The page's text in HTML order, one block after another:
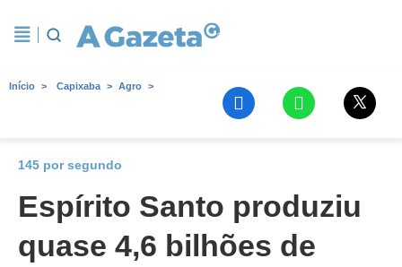
Início Capixaba Agro
145 por segundo
Espírito Santo produziu
quase 4,6 bilhões de